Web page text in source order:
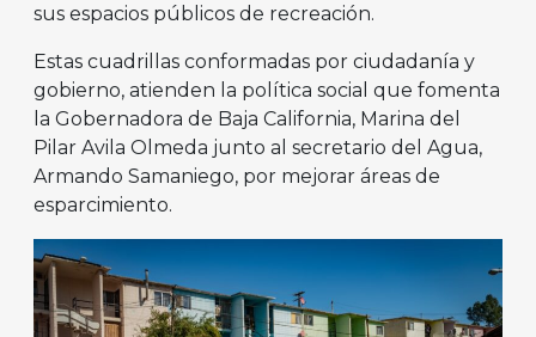
sus espacios públicos de recreación.
Estas cuadrillas conformadas por ciudadanía y
gobierno, atienden la política social que fomenta
la Gobernadora de Baja California, Marina del
Pilar Avila Olmeda junto al secretario del Agua,
Armando Samaniego, por mejorar áreas de
esparcimiento.